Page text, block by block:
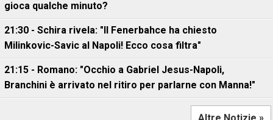
gioca qualche minuto?
21:30 - Schira rivela: "Il Fenerbahce ha chiesto
Milinkovic-Savic al Napoli! Ecco cosa filtra"
21:15 - Romano: "Occhio a Gabriel Jesus-Napoli,
Branchini è arrivato nel ritiro per parlarne con Manna!"